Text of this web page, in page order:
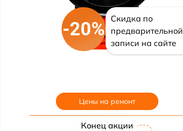
-20%
Скидка по
предварительной
записи на сайте
Цены на ремонт
Конец акции